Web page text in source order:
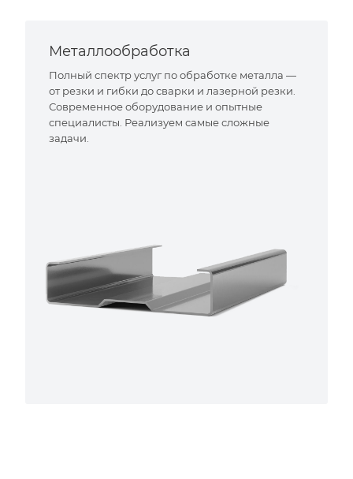
Металлообработка
Полный спектр услуг по обработке металла —
от резки и гибки до сварки и лазерной резки.
Современное оборудование и опытные
специалисты. Реализуем самые сложные
задачи.